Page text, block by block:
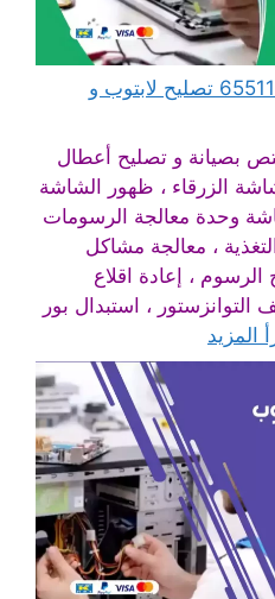
مهندس كمبيوتر الزور 65511033 تصليح لابتوب و
بصيانة و تصليح أعطال
الزرقاء ، ظهور الشاشة
وحدة معالجة الرسومات
، معالجة مشاكل
الرسوم ، إعادة اقلاع
، استبدال بور
المزيد